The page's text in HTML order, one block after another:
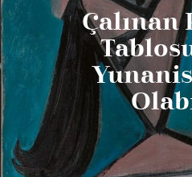
Çalınan